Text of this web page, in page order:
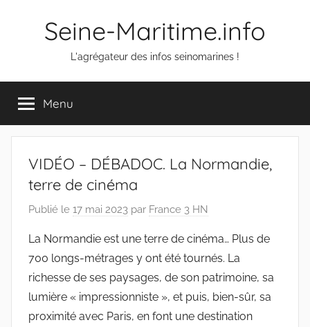
Seine-Maritime.info
L'agrégateur des infos seinomarines !
Menu
VIDÉO – DÉBADOC. La Normandie,
terre de cinéma
Publié le 17 mai 2023 par France 3 HN
La Normandie est une terre de cinéma… Plus de
700 longs-métrages y ont été tournés. La
richesse de ses paysages, de son patrimoine, sa
lumière « impressionniste », et puis, bien-sûr, sa
proximité avec Paris, en font une destination